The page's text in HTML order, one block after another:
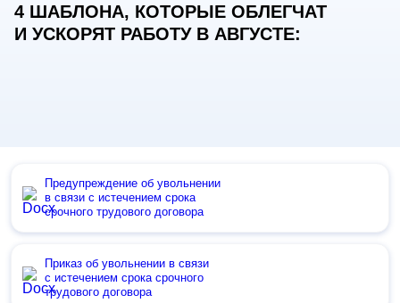
4 ШАБЛОНА, КОТОРЫЕ ОБЛЕГЧАТ
И УСКОРЯТ РАБОТУ В АВГУСТЕ:
Предупреждение об увольнении
в связи с истечением срока
срочного трудового договора
Приказ об увольнении в связи
с истечением срока срочного
трудового договора